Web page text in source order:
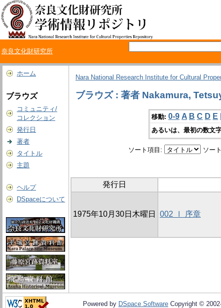
奈良文化財研究所
ホーム
ブラウズ
コミュニティ/
コレクション
発行日
著者
タイトル
主題
ヘルプ
DSpaceについて
Nara National Research Institute for Cultural
ブラウズ : 著者 Nakamura,
移動: 0-9 A B C D E
あるいは、最初の数文
ソート項目: ソー
発行日
1975年10月30日木曜日 002 Ⅰ 序章
Powered by DSpace Software Copyright ©